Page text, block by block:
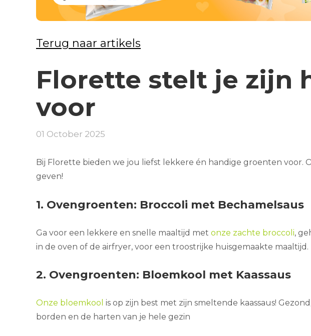
Terug naar artikels
Florette stelt je zijn
voor
01 October 2025
Bij Florette bieden we jou liefst lekkere én handige groenten voor.
geven!
1. Ovengroenten: Broccoli met Bechamelsaus
Ga voor een lekkere en snelle maaltijd met onze zachte broccoli,
in de oven of de airfryer, voor een troostrijke huisgemaakte maaltijd.
2. Ovengroenten: Bloemkool met Kaassaus
Onze bloemkool is op zijn best met zijn smeltende kaassaus!
borden en de harten van je hele gezin